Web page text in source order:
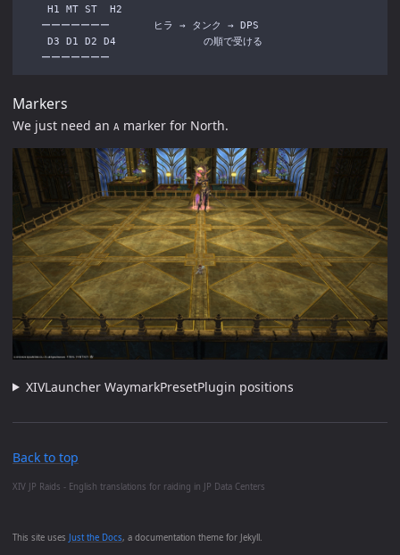
This site uses Just the Docs, a documentation theme for Jekyll.
    H1 MT ST  H2
   ーーーーーーー       ヒラ → タンク → DPS
    D3 D1 D2 D4              の順で受ける
Markers
We just need an A marker for North.
XIVLauncher WaymarkPresetPlugin positions
Back to top
XIV JP Raids - English translations for raiding in JP Data Centers